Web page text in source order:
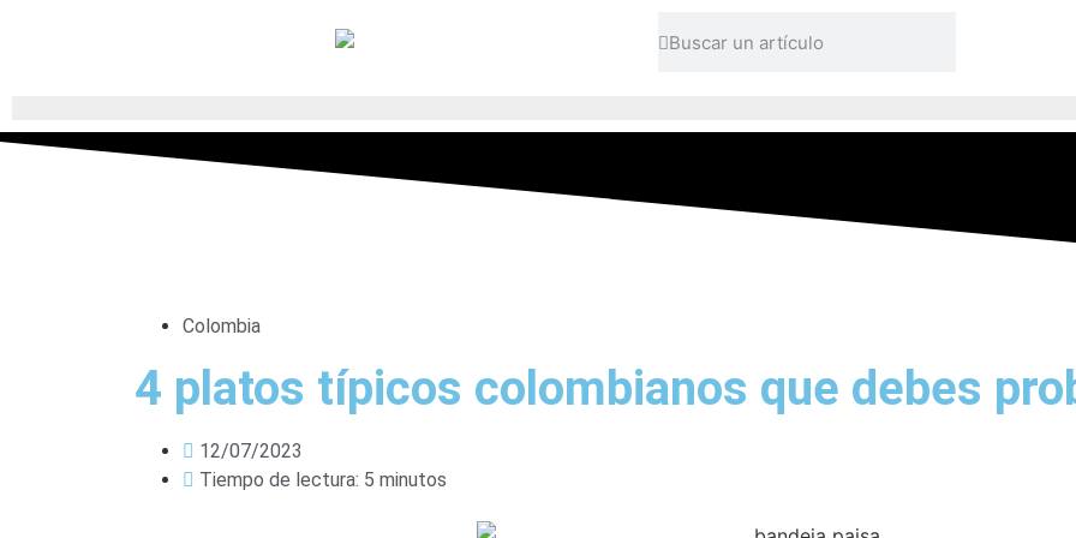
Colombia
4 platos típicos colombianos que debes
12/07/2023
Tiempo de lectura: 5 minutos